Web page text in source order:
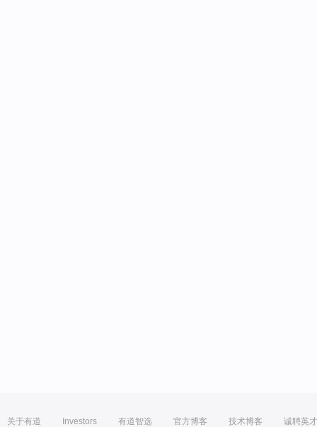
关于有道 Investors 有道智选 官方博客 技术博客 诚聘英才